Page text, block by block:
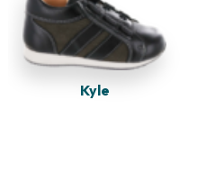
Kyle